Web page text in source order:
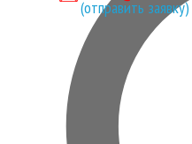
(отправить заявку)